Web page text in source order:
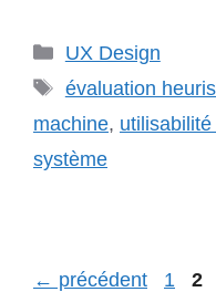
Catégories
UX Design
Étiquettes
évaluation
machine,
système
← précédent Page
1 2